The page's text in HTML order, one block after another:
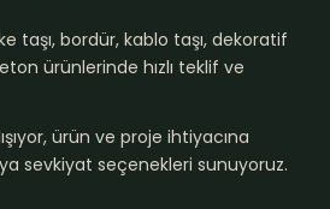
taşı, bordür, kablo taşı, dekoratif
ürünlerinde hızlı teklif ve
ürün ve proje ihtiyacına
sevkiyat seçenekleri sunuyoruz.